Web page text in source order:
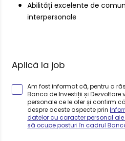
Abilități excelente de
interpersonale
Aplică la job
Am fost informat că, pentru a
Banca de Investiții și Dezvoltare
personale ce le ofer și confirm
despre aceste aspecte prin
datelor cu caracter personal
să ocupe posturi în cadrul